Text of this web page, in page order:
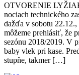
OTVORENIE
nociach technického
dažďa v sobotu 22.12.,
môžeme prehlásiť, že
sezónu 2018/2019. V
baby vlek pri kase.
stupňe, takmer […]